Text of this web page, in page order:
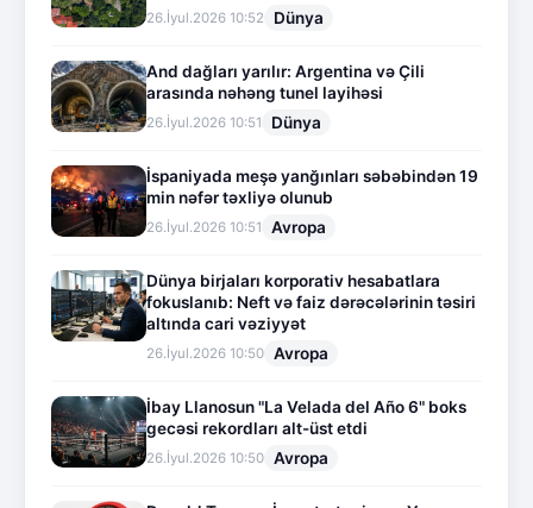
26.İyul.2026 10:52 Dünya
And dağları yarılır: Argentina və Çili
arasında nəhəng tunel layihəsi
26.İyul.2026 10:51 Dünya
İspaniyada meşə yanğınları səbəbindən 19
min nəfər təxliyə olunub
26.İyul.2026 10:51 Avropa
Dünya birjaları korporativ hesabatlara
fokuslanıb: Neft və faiz dərəcələrinin təsiri
altında cari vəziyyət
26.İyul.2026 10:50 Avropa
İbay Llanosun "La Velada del Año 6" boks
gecəsi rekordları alt-üst etdi
26.İyul.2026 10:50 Avropa